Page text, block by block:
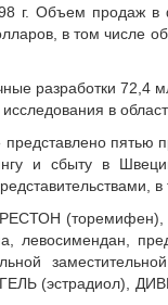
Объем продаж в
в том
разработки 72,4
в
и сбыту в
в
(торемифен),
левосимендан,
(эстрадиол),